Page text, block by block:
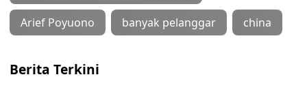
Arief Poyuono banyak pelanggar china
Berita Terkini